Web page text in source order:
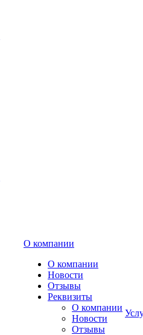
О компании
О компании
Новости
Отзывы
Реквизиты
О компании
Новости
Отзывы